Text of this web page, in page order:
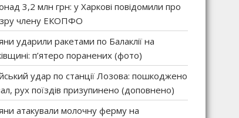
3,2 млн грн: у Харкові повідомили про
члену ЕКОПФО
ударили ракетами по Балаклії на
п’ятеро поранених (фото)
удар по станції Лозова: пошкоджено
рух поїздів призупинено (доповнено)
атакували молочну ферму на